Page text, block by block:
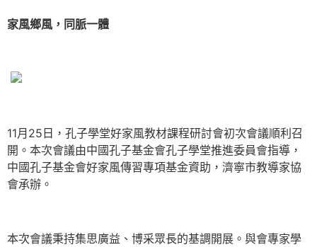
家風鄉風，同脈一體
11月25日，孔子學堂好家風教材課程研討會初次會議順利召
開。本次會議由中國孔子基金會孔子學堂推進委員會指導，
中國孔子基金會好家風傳習專項基金資助，濟寧市教導家協
會承辦。
本次會議秉持集思廣益、博采眾長的基調開展。與會專家學